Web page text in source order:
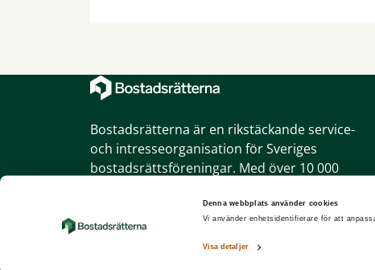
Denna webbplats använder cookies
Vi använder enhetsidentifierare för att
Visa detaljer
Bostadsrätterna är en rikstäckande service-
och intresseorganisation för Sveriges
bostadsrättsföreningar. Med över 10 000
största bostadsrättsorganisationen.
|Dataskyddspolicy